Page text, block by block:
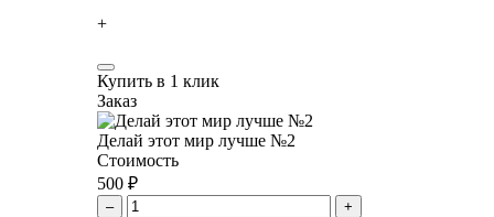
+
Купить в 1 клик
Заказ
Делай этот мир лучше №2
Стоимость
500 ₽
– +